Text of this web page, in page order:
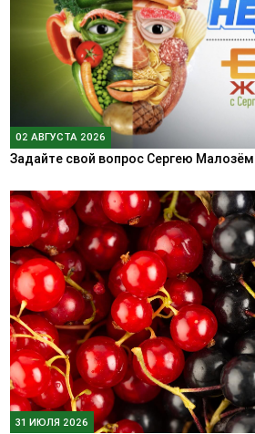
02 АВГУСТА 2026
Задайте свой вопрос Сергею
31 ИЮЛЯ 2026